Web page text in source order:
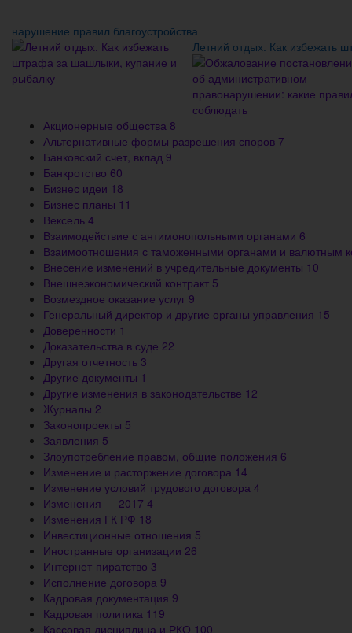
нарушение правил благоустройства
Летний отдых. Как избежать
Акционерные общества 8
Альтернативные формы разрешения споров 7
Банковский счет, вклад 9
Банкротство 60
Бизнес идеи 18
Бизнес планы 11
Вексель 4
Взаимодействие с антимонопольными органами 6
Взаимоотношения с таможенными органами и валютным
Внесение изменений в учредительные документы 10
Внешнеэкономический контракт 5
Возмездное оказание услуг 9
Генеральный директор и другие органы управления 15
Доверенности 1
Доказательства в суде 22
Другая отчетность 3
Другие документы 1
Другие изменения в законодательстве 12
Журналы 2
Законопроекты 5
Заявления 5
Злоупотребление правом, общие положения 6
Изменение и расторжение договора 14
Изменение условий трудового договора 4
Изменения — 2017 4
Изменения ГК РФ 18
Инвестиционные отношения 5
Иностранные организации 26
Интернет-пиратство 3
Исполнение договора 9
Кадровая документация 9
Кадровая политика 119
Кассовая дисциплина и РКО 100